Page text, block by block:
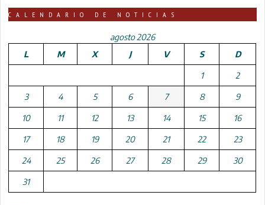
CALENDARIO DE NOTICIAS
agosto 2026
L
M X J V S D
1 2
3 4 5 6 7 8 9
10 11 12 13 14 15 16
17 18 19 20 21 22 23
24 25 26 27 28 29 30
31